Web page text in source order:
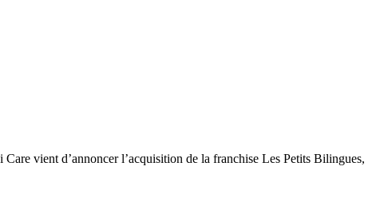
vient d’annoncer l’acquisition de la franchise Les Petits Bilingues,